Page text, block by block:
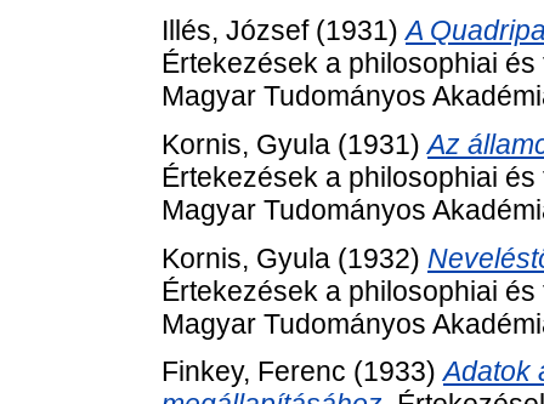
Illés, József(1931)A
Értekezések a philosophiai
Magyar Tudományos
Kornis, Gyula (1931)Az
Értekezések a philosophiai
Magyar Tudományos
Kornis, Gyula (1932)
Értekezések a philosophiai
Magyar Tudományos
Finkey, Ferenc (1933)Adatok